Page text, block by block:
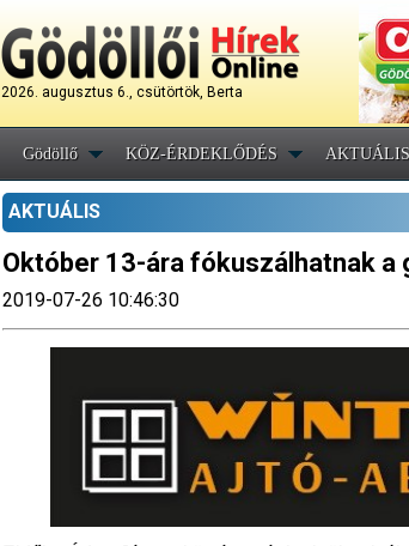
2026. augusztus 6., csütörtök, Berta
Gödöllő KÖZ-ÉRDEKLŐDÉS AKTUÁLIS
AKTUÁLIS
Október 13-ára fókuszálhatnak a
2019-07-26 10:46:30